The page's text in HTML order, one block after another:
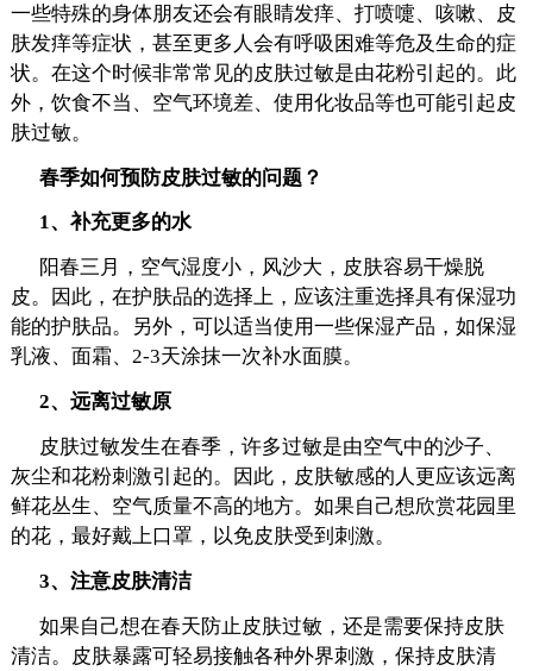
一些特殊的身体朋友还会有眼睛发痒、打喷嚏、咳嗽、皮
肤发痒等症状，甚至更多人会有呼吸困难等危及生命的症
状。在这个时候非常常见的皮肤过敏是由花粉引起的。此
外，饮食不当、空气环境差、使用化妆品等也可能引起皮
肤过敏。
春季如何预防皮肤过敏的问题？
1、补充更多的水
阳春三月，空气湿度小，风沙大，皮肤容易干燥脱
皮。因此，在护肤品的选择上，应该注重选择具有保湿功
能的护肤品。另外，可以适当使用一些保湿产品，如保湿
乳液、面霜、2-3天涂抹一次补水面膜。
2、远离过敏原
皮肤过敏发生在春季，许多过敏是由空气中的沙子、
灰尘和花粉刺激引起的。因此，皮肤敏感的人更应该远离
鲜花丛生、空气质量不高的地方。如果自己想欣赏花园里
的花，最好戴上口罩，以免皮肤受到刺激。
3、注意皮肤清洁
如果自己想在春天防止皮肤过敏，还是需要保持皮肤
清洁。皮肤暴露可轻易接触各种外界刺激，保持皮肤清